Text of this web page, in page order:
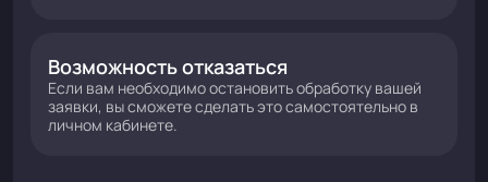
Возможность отказаться
Если вам необходимо остановить обработку вашей
заявки, вы сможете сделать это самостоятельно в
личном кабинете.